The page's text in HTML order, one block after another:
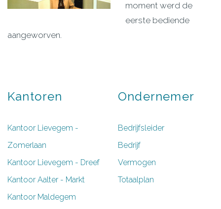
moment werd de
eerste bediende
aangeworven.
Kantoren
Kantoor Lievegem -
Zomerlaan
Kantoor Lievegem - Dreef
Kantoor Aalter - Markt
Kantoor Maldegem
Ondernemer
Bedrijfsleider
Bedrijf
Vermogen
Totaalplan